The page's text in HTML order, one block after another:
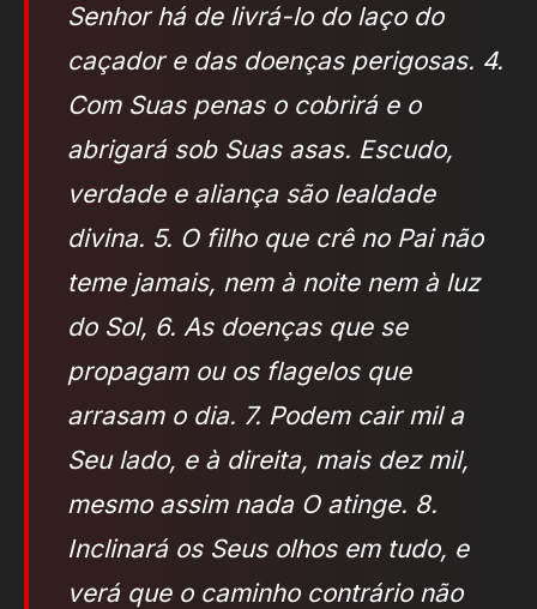
Senhor há de livrá-lo do laço do
caçador e das doenças perigosas. 4.
Com Suas penas o cobrirá e o
abrigará sob Suas asas. Escudo,
verdade e aliança são lealdade
divina. 5. O filho que crê no Pai não
teme jamais, nem à noite nem à luz
do Sol, 6. As doenças que se
propagam ou os flagelos que
arrasam o dia. 7. Podem cair mil a
Seu lado, e à direita, mais dez mil,
mesmo assim nada O atinge. 8.
Inclinará os Seus olhos em tudo, e
verá que o caminho contrário não